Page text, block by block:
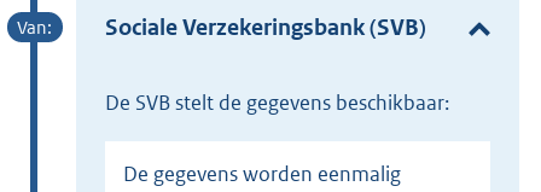
Sociale Verzekeringsbank (SVB)
de SVB stelt de gegevens beschikbaar:
De gegevens worden eenmalig